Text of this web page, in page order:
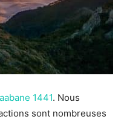
1441. Nous
sont nombreuses